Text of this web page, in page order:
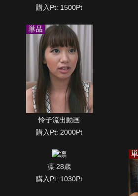
購入Pt: 1500Pt
怜子流出動画
購入Pt: 2000Pt
凛 28歳
購入Pt: 1030Pt